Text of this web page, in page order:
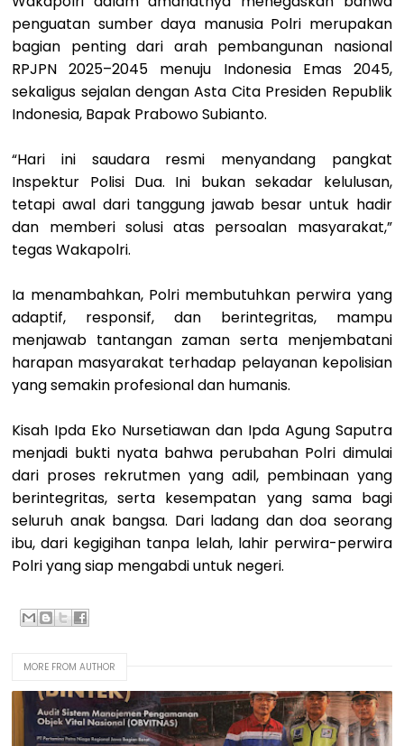
penguatan sumber daya manusia Polri merupakan
bagian penting dari arah pembangunan nasional
RPJPN 2025–2045 menuju Indonesia Emas 2045,
sekaligus sejalan dengan Asta Cita Presiden Republik
Indonesia, Bapak Prabowo Subianto.
“Hari ini saudara resmi menyandang pangkat
Inspektur Polisi Dua. Ini bukan sekadar kelulusan,
tetapi awal dari tanggung jawab besar untuk hadir
dan memberi solusi atas persoalan masyarakat,”
tegas Wakapolri.
Ia menambahkan, Polri membutuhkan perwira yang
adaptif, responsif, dan berintegritas, mampu
menjawab tantangan zaman serta menjembatani
harapan masyarakat terhadap pelayanan kepolisian
yang semakin profesional dan humanis.
Kisah Ipda Eko Nursetiawan dan Ipda Agung Saputra
menjadi bukti nyata bahwa perubahan Polri dimulai
dari proses rekrutmen yang adil, pembinaan yang
berintegritas, serta kesempatan yang sama bagi
seluruh anak bangsa. Dari ladang dan doa seorang
ibu, dari kegigihan tanpa lelah, lahir perwira-perwira
Polri yang siap mengabdi untuk negeri.
MORE FROM AUTHOR